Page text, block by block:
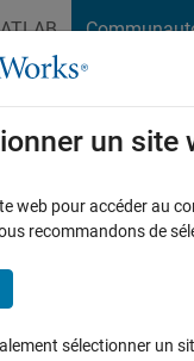
Cody
using while
un site
web pour accéder au
recommandons de
sélectionner un